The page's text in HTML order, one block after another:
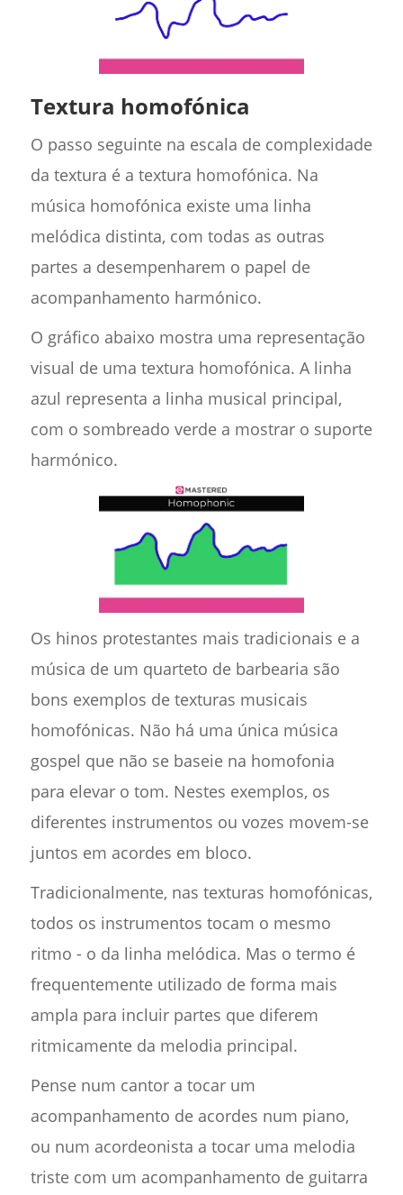
Textura homofónica
O passo seguinte na escala de complexidade
da textura é a textura homofónica. Na
música homofónica existe uma linha
melódica distinta, com todas as outras
partes a desempenharem o papel de
acompanhamento harmónico.
O gráfico abaixo mostra uma representação
visual de uma textura homofónica. A linha
azul representa a linha musical principal,
com o sombreado verde a mostrar o suporte
harmónico.
Os hinos protestantes mais tradicionais e a
música de um quarteto de barbearia são
bons exemplos de texturas musicais
homofónicas. Não há uma única música
gospel que não se baseie na homofonia
para elevar o tom. Nestes exemplos, os
diferentes instrumentos ou vozes movem-se
juntos em acordes em bloco.
Tradicionalmente, nas texturas homofónicas,
todos os instrumentos tocam o mesmo
ritmo - o da linha melódica. Mas o termo é
frequentemente utilizado de forma mais
ampla para incluir partes que diferem
ritmicamente da melodia principal.
Pense num cantor a tocar um
acompanhamento de acordes num piano,
ou num acordeonista a tocar uma melodia
triste com um acompanhamento de guitarra